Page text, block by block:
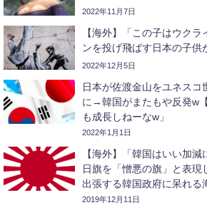
2022年11月7日
【海外】「この子はウク
ンを投げ飛ばす日本の子供
2022年12月5日
日本が佐渡金山をユネス
に→韓国がまたもや反発w
も成長しねーなw」
2022年1月1日
【海外】「韓国はいい加
日旗を「憎悪の旗」と表現
出張する韓国政府に呆れる
2019年12月11日